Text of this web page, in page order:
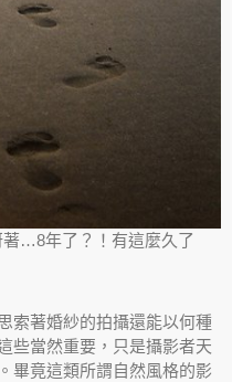
著…8年了？！有這麼久了
索著婚紗的拍攝還能以何種
些當然重要，只是攝影者天
畢竟這類所謂自然風格的影